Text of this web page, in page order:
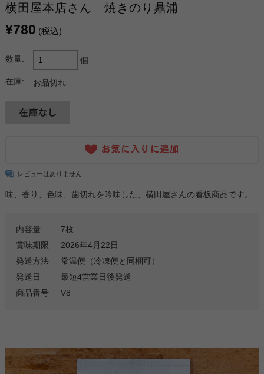
横田屋本店さん 焼きのり鼎浦
¥780 (税込)
数量: 個
在庫: お品切れ
レビューはありません
味、香り、色味、歯切れを吟味した、横田屋さんの看板商品です。
内容量
7枚
賞味期限
2026年4月22日
発送方法
常温便（冷凍便と同梱可）
発送日
最短4営業日後発送
商品番号
V8